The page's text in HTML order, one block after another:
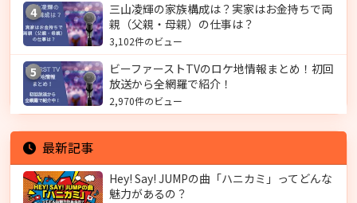
4
三山凌輝の家族構成は？実家はお金持ちで両
親（父親・母親）の仕事は？
3,102件のビュー
5
ビーファーストTVのロケ地情報まとめ！初回
放送から全網羅で紹介！
2,970件のビュー
最新記事
Hey! Say! JUMPの曲「ハニカミ」ってどんな
魅力があるの？